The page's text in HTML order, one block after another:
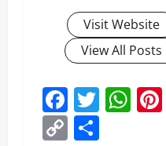
Visit Website
View All Posts
Copy